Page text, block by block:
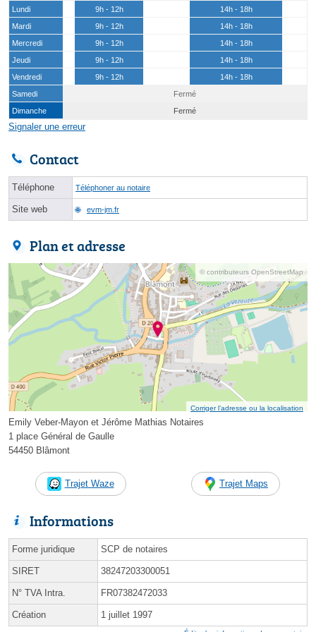
Lundi 9h - 12h
14h - 18h
Mardi
9h - 12h
14h - 18h
Mercredi
9h - 12h
14h - 18h
Jeudi
9h - 12h
14h - 18h
Vendredi
9h - 12h
14h - 18h
Samedi
Fermé
Dimanche
Fermé
Signaler une erreur
Contact
Téléphone Téléphoner au notaire
Site web evm-jm.fr
Plan et adresse
© contributeurs OpenStreetMap
Corriger l’adresse ou la localisation
Emily Veber-Mayon et Jérôme Mathias Notaires
1 place Général de Gaulle
54450 Blâmont
Trajet Waze Trajet Maps
Informations
Forme juridique SCP de notaires
SIRET 38247203300051
N° TVA Intra. FR07382472033
Création 1 juillet 1997